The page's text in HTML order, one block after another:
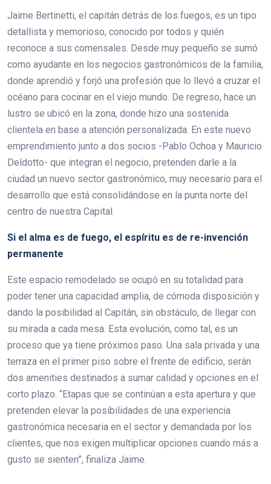
Jaime Bertinetti, el capitán detrás de los fuegos, es un tipo
detallista y memorioso, conocido por todos y quién
reconoce a sus comensales. Desde muy pequeño se sumó
como ayudante en los negocios gastronómicos de la familia,
donde aprendió y forjó una profesión que lo llevó a cruzar el
océano para cocinar en el viejo mundo. De regreso, hace un
lustro se ubicó en la zona, donde hizo una sostenida
clientela en base a atención personalizada. En este nuevo
emprendimiento junto a dos socios -Pablo Ochoa y Mauricio
Deldotto- que integran el negocio, pretenden darle a la
ciudad un nuevo sector gastronómico, muy necesario para el
desarrollo que está consolidándose en la punta norte del
centro de nuestra Capital.
Si el alma es de fuego, el espíritu es de re-invención
permanente
Este espacio remodelado se ocupó en su totalidad para
poder tener una capacidad amplia, de cómoda disposición y
dando la posibilidad al Capitán, sin obstáculo, de llegar con
su mirada a cada mesa. Esta evolución, como tal, es un
proceso que ya tiene próximos paso. Una sala privada y una
terraza en el primer piso sobre el frente de edificio, serán
dos amenities destinados a sumar calidad y opciones en el
corto plazo. “Etapas que se continúan a esta apertura y que
pretenden elevar la posibilidades de una experiencia
gastronómica necesaria en el sector y demandada por los
clientes, que nos exigen multiplicar opciones cuando más a
gusto se sienten”, finaliza Jaime.